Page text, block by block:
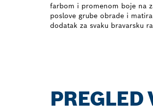
farbom i promenom boje na
poslove grube obrade i
dodatak za svaku bravarsku
PREGLED